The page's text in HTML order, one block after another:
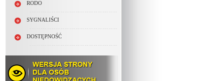
RODO
SYGNALIŚCI
DOSTĘPNOŚĆ